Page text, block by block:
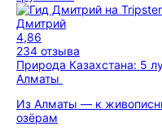
Дмитрий
4,86
234 отзыва
Природа Казахстана: 5
Алматы
Из Алматы — к
озёрам